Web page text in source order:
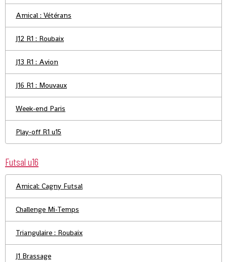
Amical : Vétérans
J12 R1 : Roubaix
J13 R1 : Avion
J16 R1 : Mouvaux
Week-end Paris
Play-off R1 u15
Futsal u16
Amical: Cagny Futsal
Challenge Mi-Temps
Triangulaire : Roubaix
J1 Brassage